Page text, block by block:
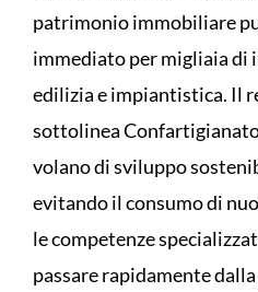
patrimonio immobiliare
immediato per migliaia di
edilizia e impiantistica. Il
sottolinea
volano di sviluppo
evitando il consumo di
le competenze
passare rapidamente